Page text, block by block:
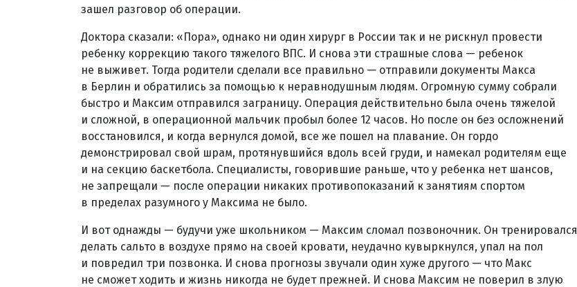
зашел разговор об операции.
Доктора сказали: «Пора», однако ни один хирург в России так и не рискнул провести
ребенку коррекцию такого тяжелого ВПС. И снова эти страшные слова — ребенок
не выживет. Тогда родители сделали все правильно — отправили документы Макса
в Берлин и обратились за помощью к неравнодушным людям. Огромную сумму собрали
быстро и Максим отправился заграницу. Операция действительно была очень тяжелой
и сложной, в операционной мальчик пробыл более 12 часов. Но после он без осложнений
восстановился, и когда вернулся домой, все же пошел на плавание. Он гордо
демонстрировал свой шрам, протянувшийся вдоль всей груди, и намекал родителям еще
и на секцию баскетбола. Специалисты, говорившие раньше, что у ребенка нет шансов,
не запрещали — после операции никаких противопоказаний к занятиям спортом
в пределах разумного у Максима не было.
И вот однажды — будучи уже школьником — Максим сломал позвоночник. Он тренировался
делать сальто в воздухе прямо на своей кровати, неудачно кувыркнулся, упал на пол
и повредил три позвонка. И снова прогнозы звучали один хуже другого — что Макс
не сможет ходить и жизнь никогда не будет прежней. И снова Максим не поверил в злую